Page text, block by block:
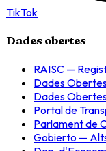
TikTok
Dades obertes
RAISC —
Dades
Dades
Portal de
Parlament de
Gobierto —